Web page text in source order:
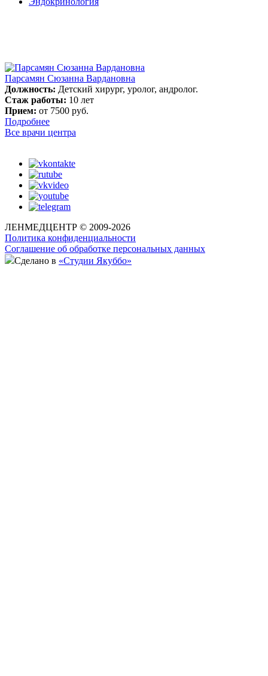
Парсамян Сюзанна Вардановна
Должность: Детский хирург, уролог, андролог.
Стаж работы: 10 лет
Прием: от 7500 руб.
Подробнее
Все врачи центра
ЛЕНМЕДЦЕНТР © 2009-2026
Политика конфиденциальности
Соглашение об обработке персональных данных
Сделано в «Студии Якуббо»